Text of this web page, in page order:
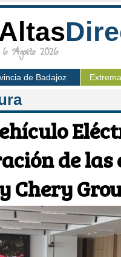
6 Agosto 2026
de Badajoz
de las
Chery